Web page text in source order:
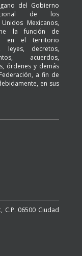
del Gobierno
de los
Mexicanos,
la función de
en el territorio
leyes, decretos,
acuerdos,
órdenes y demás
a fin de
en sus
C.P. 06500 Ciudad